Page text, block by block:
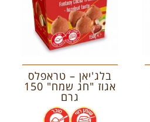
בלג'יאן – טראפלס
אגוז "חג שמח" 150
גרם
.
.